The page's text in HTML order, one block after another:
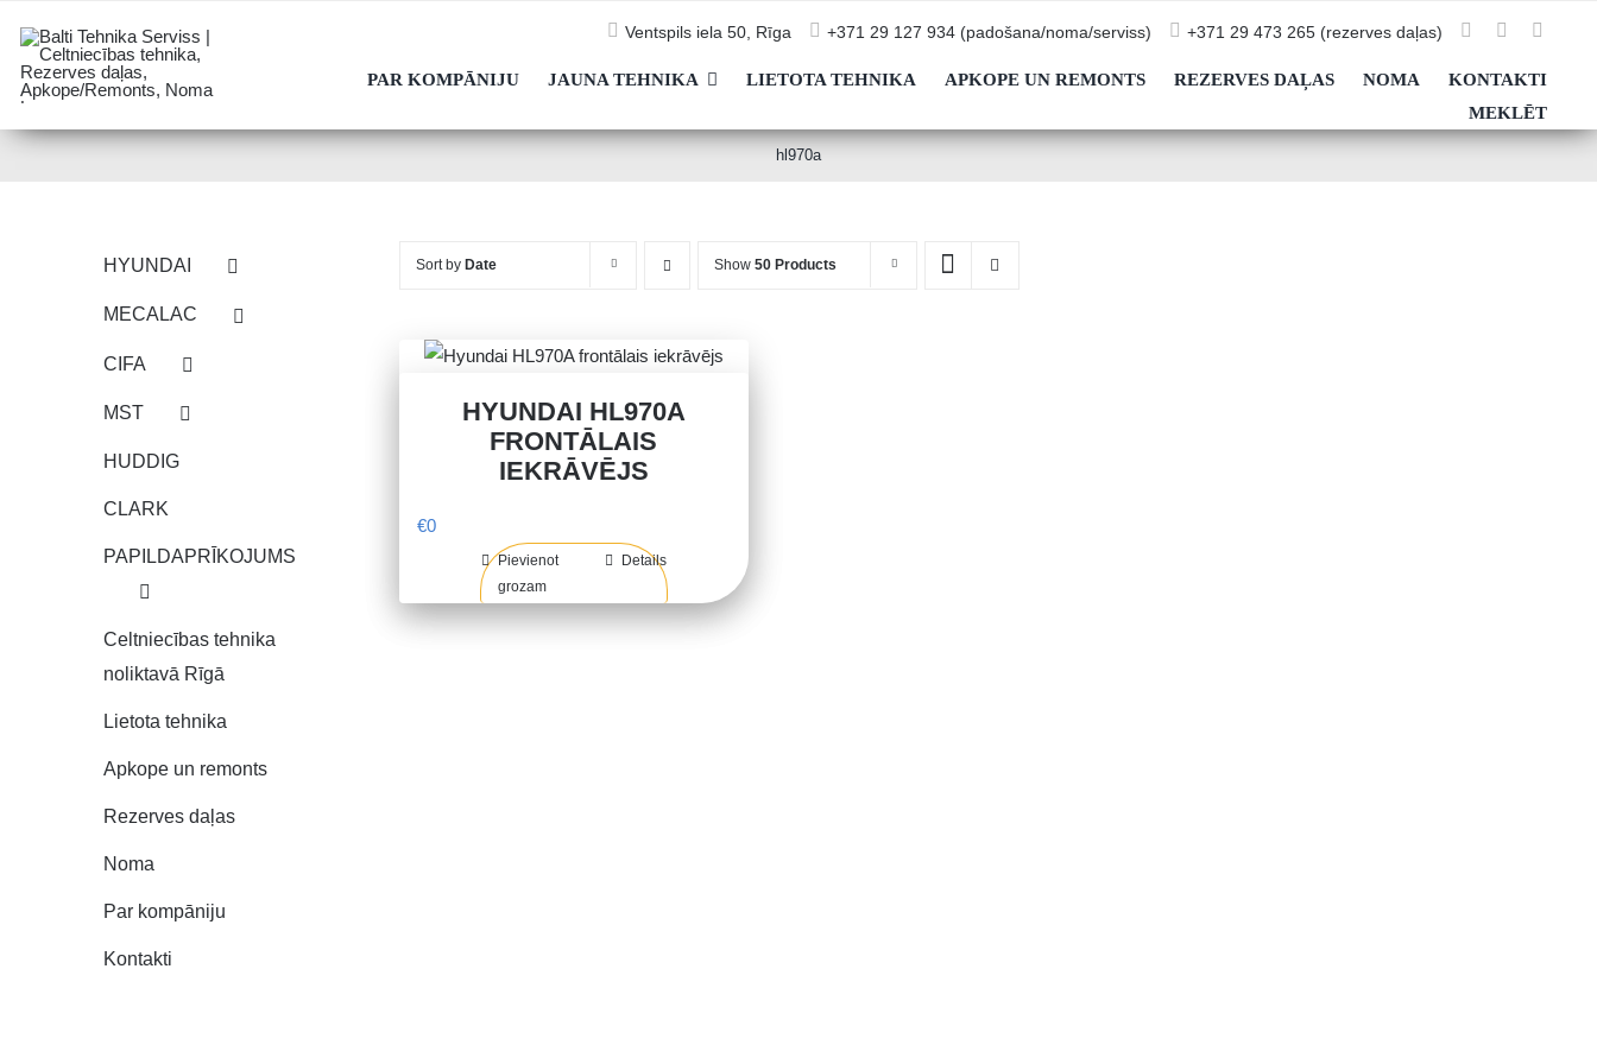
content
Ventspils iela 50, Rīga +371 29 127 934 (padošana/noma/serviss) +371 29 473 265 (rezerves daļas)
PAR KOMPĀNIJU JAUNA TEHNIKA LIETOTA TEHNIKA APKOPE UN REMONTS REZERVES DAĻAS NOMA
KONTAKTI
MEKLĒT
hl970a
Sort by Date Show 50 Products
HYUNDAI HL970A
FRONTĀLAIS
IEKRĀVĒJS
€0
Pievienot
grozam
Details
HYUNDAI
MECALAC
CIFA
MST
HUDDIG
CLARK
PAPILDAPRĪKOJUMS
Celtniecības tehnika
noliktavā Rīgā
Lietota tehnika
Apkope un remonts
Rezerves daļas
Noma
Par kompāniju
Kontakti